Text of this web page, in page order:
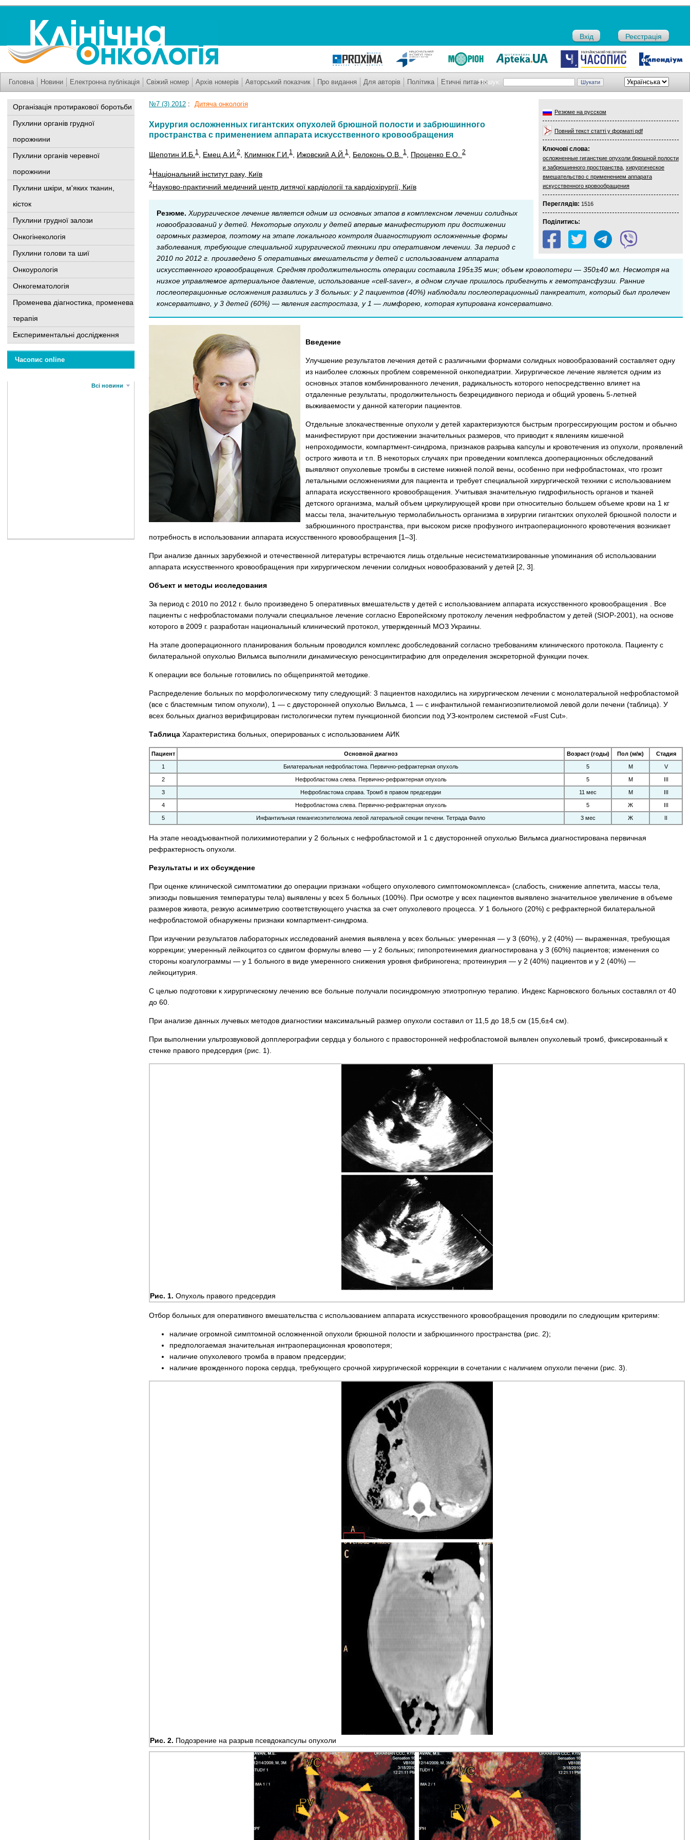
Вхід Реєстрація
Пошук:
Головна Новини Електронна публікація Свіжий номер Архів номерів Авторський показчик Про видання Для авторів Політика Етичні питання
Організація протиракової боротьби
Пухлини органів грудної
порожнини
Пухлини органів черевної
порожнини
Пухлини шкіри, м'яких тканин,
кісток
Пухлини грудної залози
Онкогінекологія
Пухлини голови та шиї
Онкоурологія
Онкогематологія
Променева діагностика, променева
терапія
Експериментальні дослідження
Часопис online
Всі новини
Резюме на русском
Повний текст статті у форматі pdf
Ключові слова:
осложненные гигансткие опухоли брюшной полости
и забрюшинного пространства хирургическое
вмешательство с применением аппарата
искусственного кровообращения
Переглядів: 1516
Поділитись:
№7 (3) 2012 : Дитяча онкологія
Хирургия осложненных гигантских опухолей брюшной полости и забрюшинного
пространства с применением аппарата искусственного кровообращения
Щепотин И.Б. 1 Емец А.И. 2 Климнюк Г.И. 1 Ижовский А.Й. 1 Белоконь О.В. 1 Проценко Е.О. 2
1Національний інститут раку, Київ
2Науково-практичний медичний центр дитячої кардіології та кардіохірургії, Київ
Резюме. Хирургическое лечение является одним из основных этапов в комплексном лечении солидных
новообразований у детей. Некоторые опухоли у детей впервые манифестируют при достижении
огромных размеров, поэтому на этапе локального контроля диагностируют осложненные формы
заболевания, требующие специальной хирургической техники при оперативном лечении. За период с
2010 по 2012 г. произведено 5 оперативных вмешательств у детей с использованием аппарата
искусственного кровообращения. Средняя продолжительность операции составила 195±35 мин; объем кровопотери — 350±40 мл. Несмотря на
низкое управляемое артериальное давление, использование «cell-saver», в одном случае пришлось прибегнуть к гемотрансфузии. Ранние
послеоперационные осложнения развились у 3 больных: у 2 пациентов (40%) наблюдали послеоперационный панкреатит, который был пролечен
консервативно, у 3 детей (60%) — явления гастростаза, у 1 — лимфорею, которая купирована консервативно.
Введение
Улучшение результатов лечения детей с различными формами солидных новообразований составляет одну
из наиболее сложных проблем современной онкопедиатрии. Хирургическое лечение является одним из
основных этапов комбинированного лечения, радикальность которого непосредственно влияет на
отдаленные результаты, продолжительность безрецидивного периода и общий уровень 5-летней
выживаемости у данной категории пациентов.
Отдельные злокачественные опухоли у детей характеризуются быстрым прогрессирующим ростом и обычно
манифестируют при достижении значительных размеров, что приводит к явлениям кишечной
непроходимости, компартмент-синдрома, признаков разрыва капсулы и кровотечения из опухоли, проявлений
острого живота и т.п. В некоторых случаях при проведении комплекса дооперационных обследований
выявляют опухолевые тромбы в системе нижней полой вены, особенно при нефробластомах, что грозит
летальными осложнениями для пациента и требует специальной хирургической техники с использованием
аппарата искусственного кровообращения. Учитывая значительную гидрофильность органов и тканей
детского организма, малый объем циркулирующей крови при относительно большем объеме крови на 1 кг
массы тела, значительную термолабильность организма в хирургии гигантских опухолей брюшной полости и
забрюшинного пространства, при высоком риске профузного интраоперационного кровотечения возникает
потребность в использовании аппарата искусственного кровообращения [1–3].
При анализе данных зарубежной и отечественной литературы встречаются лишь отдельные несистематизированные упоминания об использовании
аппарата искусственного кровообращения при хирургическом лечении солидных новообразований у детей [2, 3].
Объект и методы исследования
За период с 2010 по 2012 г. было произведено 5 оперативных вмешательств у детей с использованием аппарата ис­кус­ственного кровообращения . Все
пациенты с нефробластомами получали специальное лечение согласно Европейскому протоколу лечения нефробластом у детей (SIOP-2001), на основе
которого в 2009 г. разработан национальный клинический протокол, утвержденный МОЗ Украины.
На этапе дооперационного планирования больным проводился комплекс дообследований согласно требованиям клинического протокола. Пациенту с
билатеральной опухолью Вильмса выполнили динамическую реносцинтиграфию для определения экскреторной функции почек.
К операции все больные готовились по общепринятой методике.
Распределение больных по морфологическому типу следующий: 3 пациентов находились на хирургическом лечении с монолатеральной нефробластомой
(все с бластемным типом опухоли), 1 — с двусторонней опухолью Вильмса, 1 — с инфантильной гемангиоэпителиомой левой доли печени (таблица). У
всех больных диагноз верифицирован гистологически путем пункционной биопсии под УЗ-контролем системой «Fust Cut».
Таблица Характеристика больных, оперированых с использованием АИК
Пациент Основной диагноз Возраст (годы) Пол (м/ж) Стадия
1 Билатеральная нефробластома. Первично-рефрактерная опухоль 5 М V
2 Нефробластома слева. Первично-рефрактерная опухоль 5 М III
3 Нефробластома справа. Тромб в правом предсердии 11 мес М III
4 Нефробластома слева. Первично-рефрактерная опухоль 5 Ж III
5 Инфантильная гемангиоэпителиома левой латеральной секции печени. Тетрада Фалло 3 мес Ж II
На этапе неоадъювантной полихимио­терапии у 2 больных с нефробластомой и 1 с двусторонней опухолью Вильмса диагностирована первичная
рефрактерность опухоли.
Результаты и их обсуждение
При оценке клинической симптоматики до операции признаки «общего опухолевого симптомокомплекса» (слабость, снижение аппетита, массы тела,
эпизоды повышения температуры тела) выявлены у всех 5 больных (100%). При осмотре у всех пациентов выявлено значительное увеличение в объеме
размеров живота, резкую асимметрию соответствующего участка за счет опухолевого процесса. У 1 больного (20%) с рефрактерной билатеральной
нефробластомой обнаружены признаки компартмент-синдрома.
При изучении результатов лабораторных исследований анемия выявлена ​​у всех больных: умеренная — у 3 (60%), у 2 (40%) — выраженная, требующая
коррекции; умеренный лейкоцитоз со сдвигом формулы влево — у 2 больных; гипопротеинемия диагностирована у 3 (60%) па­циентов; изменения со
стороны коагулограммы — у 1 больного в виде умеренного снижения уровня фибриногена; протеинурия — у 2 (40%) пациентов и у 2 (40%) —
лейкоцитурия.
С целью подготовки к хирургическому лечению все больные получали посиндромную этиотропную терапию. Индекс Карновского больных составлял от 40
до 60.
При анализе данных лучевых методов диагностики максимальный размер опухоли составил от 11,5 до 18,5 см (15,6±4 см).
При выполнении ультрозвуковой допплерографии сердца у больного с правосторонней нефробластомой выявлен опухолевый тромб, фиксированный к
стенке правого предсердия (рис. 1).
Рис. 1. Опухоль правого предсердия
Отбор больных для оперативного вмешательства с использованием аппарата искусственного кровообращения проводили по следующим критериям:
наличие огромной симптомной ос­лож­ненной опухоли брюшной полос­ти и забрюшинного пространства (рис. 2);
предпологаемая значительная интраоперационная кровопотеря;
наличие опухолевого тромба в правом предсердии;
наличие врожденного порока сердца, требующего срочной хирургической коррекции в сочетании с наличием опухоли печени (рис. 3).
Рис. 2. Подозрение на разрыв псевдокапсулы опухоли